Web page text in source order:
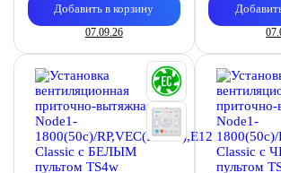
Добавить в корзину
07.09.26